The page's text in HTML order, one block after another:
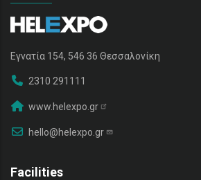
Εγνατία 154, 546 36 Θεσσαλονίκη
2310 291111
www.helexpo.gr
hello@helexpo.gr
Facilities